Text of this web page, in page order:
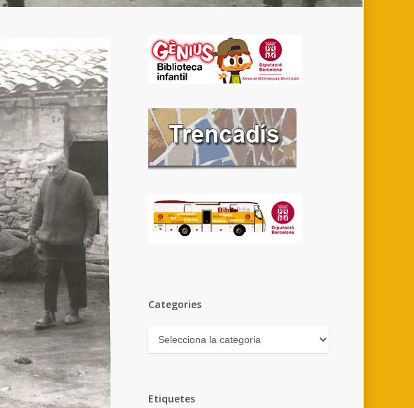
Categories
Categories
Etiquetes